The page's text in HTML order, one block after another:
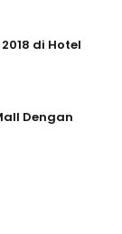
di Hotel
Dengan